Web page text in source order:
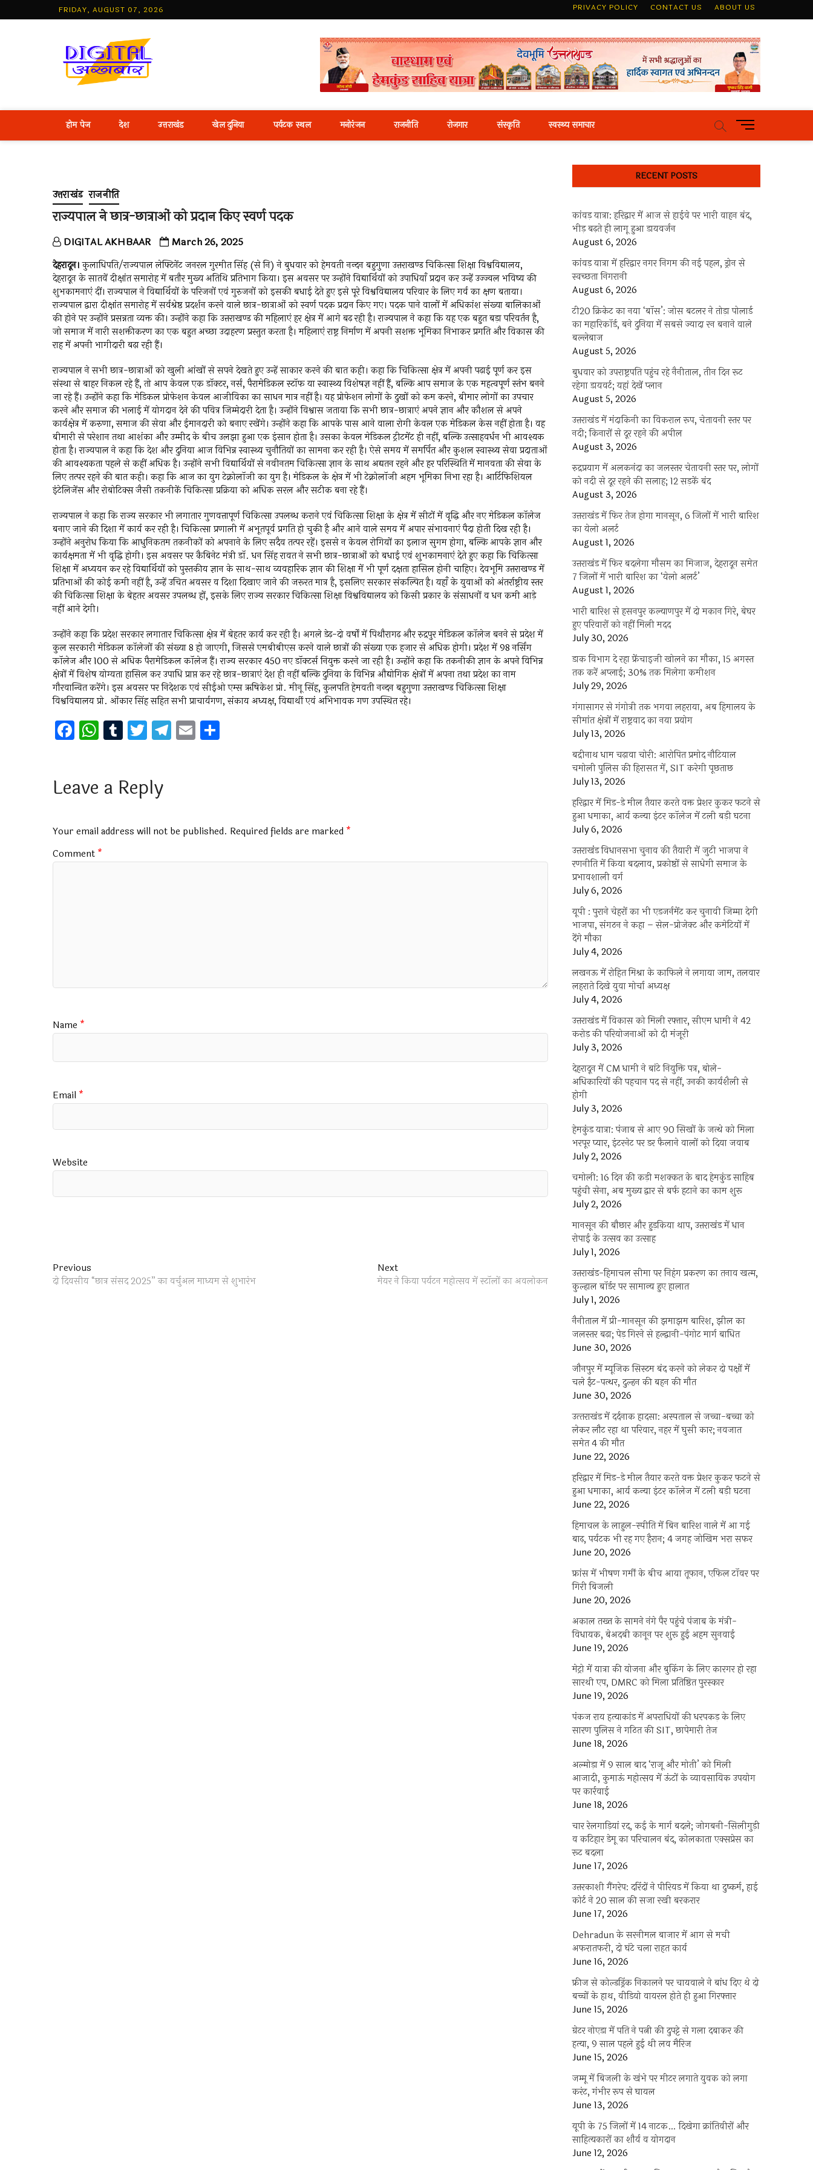
to
FRIDAY, AUGUST 07, 2026 PRIVACY POLICY CONTACT US ABOUT US
Best Hindi News Portal
होम पेज देश उत्तराखंड खेल दुनिया पर्यटक स्थल मनोरंजन राजनीति रोजगार संस्कृति स्वस्थ्य समाचार
M
e
u
u
t
उत्तराखंड राजनीति
राज्यपाल ने छात्र-छात्राओं को प्रदान किए स्वर्ण पदक
DIGITAL AKHBAAR March 26, 2025
देहरादून।कुलाधिपति/राज्यपाल लेफ्टिनेंट जनरल गुरमीत सिंह (से नि) ने बुधवार को हेमवती नन्दन बहुगुणा उत्तराखण्ड चिकित्सा शिक्षा विश्वविद्यालय,
देहरादून के सातवें दीक्षांत समारोह में बतौर मुख्य अतिथि प्रतिभाग किया। इस अवसर पर उन्होंने विद्यार्थियों को उपाधियाँ प्रदान कर उन्हें उज्ज्वल भविष्य की
शुभकामनाएं दीं। राज्यपाल ने विद्यार्थियों के परिजनों एवं गुरुजनों को इसकी बधाई देते हुए इसे पूरे विश्वविद्यालय परिवार के लिए गर्व का क्षण बताया।
राज्यपाल द्वारा दीक्षांत समारोह में सर्वश्रेष्ठ प्रदर्शन करने वाले छात्र-छात्राओं को स्वर्ण पदक प्रदान किए गए। पदक पाने वालों में अधिकांश संख्या बालिकाओं
की होने पर उन्होंने प्रसन्नता व्यक्त की। उन्होंने कहा कि उत्तराखण्ड की महिलाएं हर क्षेत्र में आगे बढ़ रही है। राज्यपाल ने कहा कि यह एक बहुत बड़ा परिवर्तन है,
जो समाज में नारी सशक्तीकरण का एक बहुत अच्छा उदाहरण प्रस्तुत करता है। महिलाएं राष्ट्र निर्माण में अपनी सशक्त भूमिका निभाकर प्रगति और विकास की
राह में अपनी भागीदारी बढ़ा रही हैं।
राज्यपाल ने सभी छात्र-छात्राओं को खुली आंखों से सपने देखते हुए उन्हें साकार करने की बात कही। कहा कि चिकित्सा क्षेत्र में अपनी पढ़ाई पूर्ण कर इस
संस्था से बाहर निकल रहे हैं, तो आप केवल एक डॉक्टर, नर्स, पैरामेडिकल स्टॉफ या स्वास्थ्य विशेषज्ञ नहीं हैं, बल्कि आप समाज के एक महत्वपूर्ण स्तंभ बनने
जा रहे हैं। उन्होंने कहा कि मेडिकल प्रोफेशन केवल आजीविका का साधन मात्र नहीं है। यह प्रोफेशन लोगों के दुखों को कम करने, बीमार लोगों का उपचार
करने और समाज की भलाई में योगदान देने की पवित्र जिम्मेदारी देता है। उन्होंने विश्वास जताया कि सभी छात्र-छात्राएं अपने ज्ञान और कौशल से अपने
कार्यक्षेत्र में करुणा, समाज की सेवा और ईमानदारी को बनाए रखेंगे। उन्होंने कहा कि आपके पास आने वाला रोगी केवल एक मेडिकल केस नहीं होता है। वह
बीमारी से परेशान तथा आशंका और उम्मीद के बीच उलझा हुआ एक इंसान होता है। उसका केवल मेडिकल ट्रीटमेंट ही नहीं, बल्कि उत्साहवर्धन भी आवश्यक
होता है। राज्यपाल ने कहा कि देश और दुनिया आज विभिन्न स्वास्थ्य चुनौतियों का सामना कर रही है। ऐसे समय में समर्पित और कुशल स्वास्थ्य सेवा प्रदाताओं
की आवश्यकता पहले से कहीं अधिक है। उन्होंने सभी विद्यार्थियों से नवीनतम चिकित्सा ज्ञान के साथ अद्यतन रहने और हर परिस्थिति में मानवता की सेवा के
लिए तत्पर रहने की बात कही। कहा कि आज का युग टेक्नोलॉजी का युग है। मेडिकल के क्षेत्र में भी टेक्नोलॉजी अहम भूमिका निभा रहा है। आर्टिफिशियल
इंटेलिजेंस और रोबोटिक्स जैसी तकनीकें चिकित्सा प्रक्रिया को अधिक सरल और सटीक बना रहे हैं।
राज्यपाल ने कहा कि राज्य सरकार भी लगातार गुणवत्तापूर्ण चिकित्सा उपलब्ध कराने एवं चिकित्सा शिक्षा के क्षेत्र में सीटों में वृद्धि और नए मेडिकल कॉलेज
बनाए जाने की दिशा में कार्य कर रही है। चिकित्सा प्रणाली में अभूतपूर्व प्रगति हो चुकी है और आने वाले समय में अपार संभावनाएं पैदा होती दिख रही है।
उन्होंने अनुरोध किया कि आधुनिकतम तकनीकों को अपनाने के लिए सदैव तत्पर रहें। इससे न केवल रोगियों का इलाज सुगम होगा, बल्कि आपके ज्ञान और
कार्यक्षमता में भी वृद्धि होगी। इस अवसर पर कैबिनेट मंत्री डॉ. धन सिंह रावत ने सभी छात्र-छात्राओं को बधाई एवं शुभकामनाएं देते हुए कहा कि चिकित्सा
शिक्षा में अध्ययन कर रहे विद्यार्थियों को पुस्तकीय ज्ञान के साथ-साथ व्यवहारिक ज्ञान की शिक्षा में भी पूर्ण दक्षता हासिल होनी चाहिए। देवभूमि उत्तराखण्ड में
प्रतिभाओं की कोई कमी नहीं है, उन्हें उचित अवसर व दिशा दिखाए जाने की जरूरत मात्र है, इसलिए सरकार संकल्पित है। यहाँ के युवाओं को अंतर्राष्ट्रीय स्तर
की चिकित्सा शिक्षा के बेहतर अवसर उपलब्ध हों, इसके लिए राज्य सरकार चिकित्सा शिक्षा विश्वविद्यालय को किसी प्रकार के संसाधनों व धन कमी आड़े
नहीं आने देगी।
उन्होंने कहा कि प्रदेश सरकार लगातार चिकित्सा क्षेत्र में बेहतर कार्य कर रही है। अगले डेढ़-दो वर्षों में पिथौरागढ़ और रुद्रपुर मेडिकल कॉलेज बनने से प्रदेश में
कुल सरकारी मेडिकल कॉलेजों की संख्या 8 हो जाएगी, जिससे एमबीबीएस करने वाले छात्रों की संख्या एक हजार से अधिक होगी। प्रदेश में 98 नर्सिंग
कॉलेज और 100 से अधिक पैरामेडिकल कॉलेज हैं। राज्य सरकार 450 नए डॉक्टर्स नियुक्त करने जा रही है। उन्होंने कहा कि तकनीकी ज्ञान के अपने विभिन्न
क्षेत्रों में विशेष योग्यता हासिल कर उपाधि प्राप्त कर रहे छात्र-छात्राएं देश ही नहीं बल्कि दुनिया के विभिन्न औद्योगिक क्षेत्रों में अपना तथा प्रदेश का नाम
गौरवान्वित करेंगे। इस अवसर पर निदेशक एवं सीईओ एम्स ऋषिकेश प्रो. मीनू सिंह, कुलपति हेमवती नन्दन बहुगुणा उत्तराखण्ड चिकित्सा शिक्षा
विश्वविद्यालय प्रो. ओंकार सिंह सहित सभी प्राचार्यगण, संकाय अध्यक्ष, विद्यार्थी एवं अभिभावक गण उपस्थित रहे।
F
a
b
o
k
W
h
s
p
p
T
u
bl
T
wi
er
T
el
m
E
m
Leave a Reply
Your email address will not be published. Required fields are marked *
Comment *
Name *
Email *
Website
Post
navigation
Previous
post:
दो दिवसीय “छात्र संसद 2025” का वर्चुअल माध्यम से शुभारंभ
NextNext
post:
मेयर ने किया पर्यटन महोत्सव में स्टॉलों का अवलोकन
RECENT POSTS
कांवड़ यात्रा: हरिद्वार में आज से हाईवे पर भारी वाहन बंद,
भीड़ बढ़ते ही लागू हुआ डायवर्जन
August 6, 2026
कांवड़ यात्रा में हरिद्वार नगर निगम की नई पहल, ड्रोन से
स्वच्छता निगरानी
August 6, 2026
टी20 क्रिकेट का नया ‘बॉस’: जोस बटलर ने तोड़ा पोलार्ड
का महारिकॉर्ड, बने दुनिया में सबसे ज्यादा रन बनाने वाले
बल्लेबाज
August 5, 2026
बुधवार को उपराष्ट्रपति पहुंच रहे नैनीताल, तीन दिन रूट
रहेगा डायवर्ट; यहां देखें प्‍लान
August 5, 2026
उत्तराखंड में मंदाकिनी का विकराल रूप, चेतावनी स्तर पर
नदी; किनारों से दूर रहने की अपील
August 3, 2026
रुद्रप्रयाग में अलकनंदा का जलस्तर चेतावनी स्तर पर, लोगों
को नदी से दूर रहने की सलाह; 12 सड़कें बंद
August 3, 2026
उत्तराखंड में फिर तेज होगा मानसून, 6 जिलों में भारी बारिश
का येलो अलर्ट
August 1, 2026
उत्तराखंड में फिर बदलेगा मौसम का मिजाज, देहरादून समेत
7 जिलों में भारी बारिश का ‘येलो अलर्ट’
August 1, 2026
भारी बारिश से हसनपुर कल्याणपुर में दो मकान गिरे, बेघर
हुए परिवारों को नहीं मिली मदद
July 30, 2026
डाक विभाग दे रहा फ्रेंचाइजी खोलने का मौका, 15 अगस्त
तक करें अप्लाई; 30% तक मिलेगा कमीशन
July 29, 2026
गंगासागर से गंगोत्री तक भगवा लहराया, अब हिमालय के
सीमांत क्षेत्रों में राष्ट्रवाद का नया प्रयोग
July 13, 2026
बद्रीनाथ धाम चढ़ावा चोरी: आरोपित प्रमोद नौटियाल
चमोली पुलिस की हिरासत में, SIT करेगी पूछताछ
July 13, 2026
हरिद्वार में मिड-डे मील तैयार करते वक्त प्रेशर कुकर फटने से
हुआ धमाका, आर्य कन्या इंटर कॉलेज में टली बड़ी घटना
July 6, 2026
उत्तराखंंड विधानसभा चुनाव की तैयारी में जुटी भाजपा ने
रणनीति में किया बदलाव, प्रकोष्ठों से साधेगी समाज के
प्रभावशाली वर्ग
July 6, 2026
यूपी : पुराने चेहरों का भी एडजर्नमेंट कर चुनावी जिम्मा देगी
भाजपा, संगठन ने कहा – सेल-प्रोजेक्ट और कमेटियों में
देंगे मौका
July 4, 2026
लखनऊ में रोहित मिश्रा के काफिले ने लगाया जाम, तलवार
लहराते दिखे युवा मोर्चा अध्यक्ष
July 4, 2026
उत्तराखंड में विकास को मिली रफ्तार, सीएम धामी ने 42
करोड़ की परियोजनाओं को दी मंजूरी
July 3, 2026
देहरादून में CM धामी ने बांटे नियुक्ति पत्र, बोले-
अधिकारियों की पहचान पद से नहीं, उनकी कार्यशैली से
होगी
July 3, 2026
हेमकुंड यात्रा: पंजाब से आए 90 सिखों के जत्थे को मिला
भरपूर प्यार, इंटरनेट पर डर फैलाने वालों को दिया जवाब
July 2, 2026
चमोली: 16 दिन की कड़ी मशक्कत के बाद हेमकुंड साहिब
पहुंची सेना, अब मुख्य द्वार से बर्फ हटाने का काम शुरू
July 2, 2026
मानसून की बौछार और हुड़किया थाप, उत्तराखंड में धान
रोपाई के उत्सव का उत्साह
July 1, 2026
उत्तराखंड-हिमाचल सीमा पर निहंग प्रकरण का तनाव खत्म,
कुल्हाल बॉर्डर पर सामान्य हुए हालात
July 1, 2026
नैनीताल में प्री-मानसून की झमाझम बारिश, झील का
जलस्तर बढ़ा; पेड़ गिरने से हल्द्वानी-पंगोट मार्ग बाधित
June 30, 2026
जौनपुर में म्यूजिक सिस्टम बंद करने को लेकर दो पक्षों में
चले ईंट-पत्थर, दुल्हन की बहन की मौत
June 30, 2026
उत्‍तराखंड में दर्दनाक हादसा: अस्पताल से जच्चा-बच्चा को
लेकर लौट रहा था परिवार, नहर में घुसी कार; नवजात
समेत 4 की मौत
June 22, 2026
हरिद्वार में मिड-डे मील तैयार करते वक्त प्रेशर कुकर फटने से
हुआ धमाका, आर्य कन्या इंटर कॉलेज में टली बड़ी घटना
June 22, 2026
हिमाचल के लाहुल-स्पीति में बिन बारिश नाले में आ गई
बाढ़, पर्यटक भी रह गए हैरान; 4 जगह जोखिम भरा सफर
June 20, 2026
फ्रांस में भीषण गर्मी के बीच आया तूफान, एफिल टॉवर पर
गिरी बिजली
June 20, 2026
अकाल तख्त के सामने नंगे पैर पहुंचे पंजाब के मंत्री-
विधायक, बेअदबी कानून पर शुरू हुई अहम सुनवाई
June 19, 2026
मेट्रो में यात्रा की योजना और बुकिंग के लिए कारगर हो रहा
सारथी एप, DMRC को मिला प्रतिष्ठित पुरस्कार
June 19, 2026
पंकज राय हत्याकांड में अपराधियों की धरपकड़ के लिए
सारण पुलिस ने गठित की SIT, छापेमारी तेज
June 18, 2026
अल्मोड़ा में 9 साल बाद ‘राजू और मोती’ को मिली
आजादी, कुमाऊं महोत्सव में ऊंटों के व्यावसायिक उपयोग
पर कार्रवाई
June 18, 2026
चार रेलगाड़ियां रद, कई के मार्ग बदले; जोगबनी-सिलीगुड़ी
व कटिहार डेमू का परिचालन बंद, कोलकाता एक्सप्रेस का
रूट बदला
June 17, 2026
उत्तरकाशी गैंगरेप: दरिंदों ने पीरियड में किया था दुष्कर्म, हाई
कोर्ट ने 20 साल की सजा रखी बरकरार
June 17, 2026
Dehradun के सरनीमल बाजार में आग से मची
अफरातफरी, दो घंटे चला राहत कार्य
June 16, 2026
फ्रीज से कोल्डड्रिंक निकालने पर चायवाले ने बांध दिए थे दो
बच्चों के हाथ, वीडियो वायरल होते ही हुआ गिरफ्तार
June 15, 2026
ग्रेटर नोएडा में पति ने पत्नी की दुपट्टे से गला दबाकर की
हत्या, 9 साल पहले हुई थी लव मैरिज
June 15, 2026
जम्मू में बिजली के खंभे पर मीटर लगाते युवक को लगा
करंट, गंभीर रूप से घायल
June 13, 2026
यूपी के 75 जिलों में 14 नाटक… दिखेगा क्रांतिवीरों और
साहित्यकारों का शौर्य व योगदान
June 12, 2026